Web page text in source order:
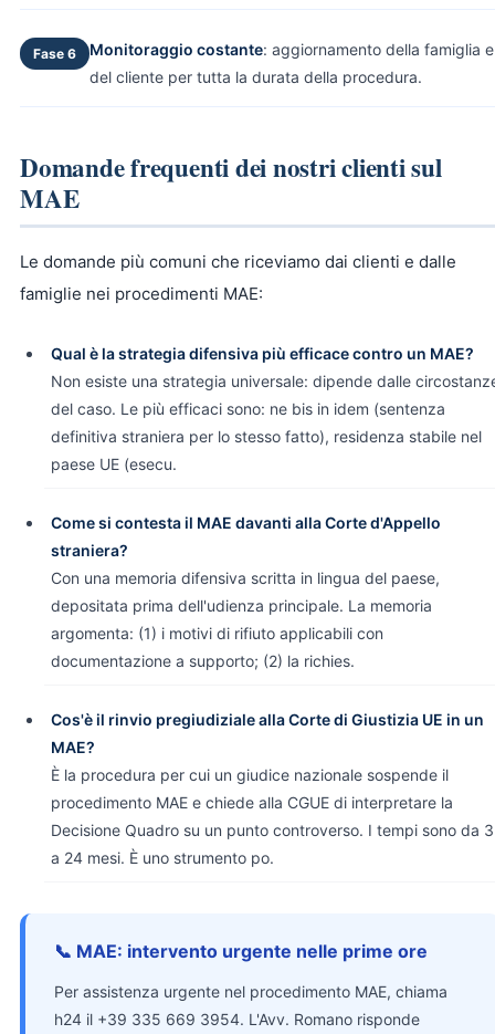
Fase 6 Monitoraggio costante: aggiornamento della famiglia e
del cliente per tutta la durata della procedura.
Domande frequenti dei nostri clienti sul
MAE
Le domande più comuni che riceviamo dai clienti e dalle
famiglie nei procedimenti MAE:
Qual è la strategia difensiva più efficace contro un MAE?
Non esiste una strategia universale: dipende dalle
del caso. Le più efficaci sono: ne bis in idem (sentenza
definitiva straniera per lo stesso fatto), residenza stabile nel
paese UE (esecu.
Come si contesta il MAE davanti alla Corte d'Appello
straniera?
Con una memoria difensiva scritta in lingua del paese,
depositata prima dell'udienza principale. La memoria
argomenta: (1) i motivi di rifiuto applicabili con
documentazione a supporto; (2) la richies.
Cos'è il rinvio pregiudiziale alla Corte di Giustizia UE in un
MAE?
È la procedura per cui un giudice nazionale sospende il
procedimento MAE e chiede alla CGUE di interpretare la
Decisione Quadro su un punto controverso. I tempi sono da 3
a 24 mesi. È uno strumento po.
📞 MAE: intervento urgente nelle prime ore
Per assistenza urgente nel procedimento MAE, chiama
h24 il +39 335 669 3954. L'Avv. Romano risponde